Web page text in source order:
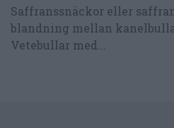
Saffranssnäckor eller
blandning mellan
Vetebullar med...